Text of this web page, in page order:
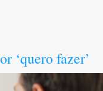
‘quero fazer’